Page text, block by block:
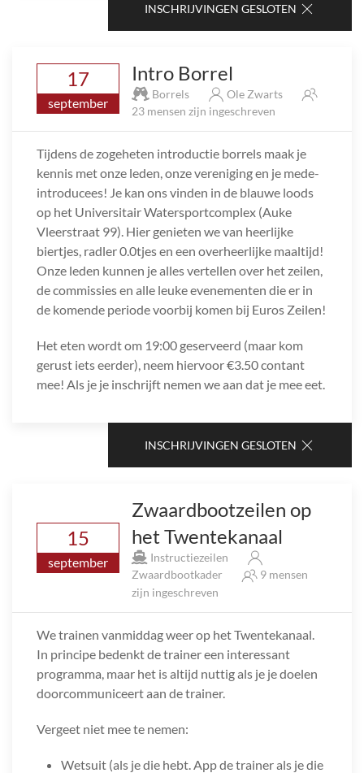
INSCHRIJVINGEN GESLOTEN
17
september
Intro Borrel
Borrels
Ole Zwarts
23 mensen zijn ingeschreven
Tijdens de zogeheten introductie borrels maak je
kennis met onze leden, onze vereniging en je mede-
introducees! Je kan ons vinden in de blauwe loods
op het Universitair Watersportcomplex (Auke
Vleerstraat 99). Hier genieten we van heerlijke
biertjes, radler 0.0tjes en een overheerlijke maaltijd!
Onze leden kunnen je alles vertellen over het zeilen,
de commissies en alle leuke evenementen die er in
de komende periode voorbij komen bij Euros Zeilen!
Het eten wordt om 19:00 geserveerd (maar kom
gerust iets eerder), neem hiervoor €3.50 contant
mee! Als je je inschrijft nemen we aan dat je mee eet.
INSCHRIJVINGEN GESLOTEN
15
september
Zwaardbootzeilen op
het Twentekanaal
Instructiezeilen
Zwaardbootkader
9 mensen
zijn ingeschreven
We trainen vanmiddag weer op het Twentekanaal.
In principe bedenkt de trainer een interessant
programma, maar het is altijd nuttig als je je doelen
doorcommuniceert aan de trainer.
Vergeet niet mee te nemen:
Wetsuit (als je die hebt. App de trainer als je die